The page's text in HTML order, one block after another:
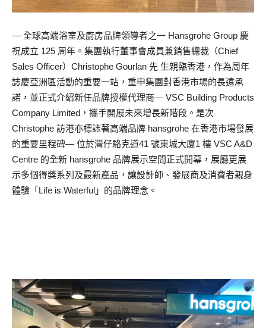
— 全球高端浴室及廚房品牌領導者之一 Hansgrohe Group 慶
祝成立 125 周年。集團執行董事會成員兼銷售總裁（Chief
Sales Officer）Christophe Gourlan 先 生親臨香港，作為周年
誌慶亞洲區活動的重要一站，重申集團對香港市場的長遠承
諾，並正式介紹新任品牌授權代理商— VSC Building Products
Company Limited，攜手開展未來增長新階段。是次
Christophe 訪港亦標誌著高端品牌 hansgrohe 在香港市場發展
的重要里程碑— 位於灣仔駱克道41 號東城大廈1 樓 VSC A&D
Centre 的全新 hansgrohe 品牌展示空間正式開幕，展廳更展
示多個得獎系列及最新產品，讓設計師、發展商及消費者親身
體驗「Life is Waterful」的品牌理念。